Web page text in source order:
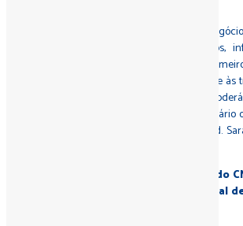
"Para proporcionar maior segurança aos
legislador um sistema de registros públicos,
princípios que garantem a sua eficácia. O
da publicidade. O registro confere publicidade às
valendo contra terceiros. Qualquer pessoa
registro sem informar ao oficial ou ao funcionário
do pedido (LRP, art. 17)" (Direito das Coisas, Ed.
O que ocorre é que o provimento 188 do
art. 320, I - que altera o Código Nacional